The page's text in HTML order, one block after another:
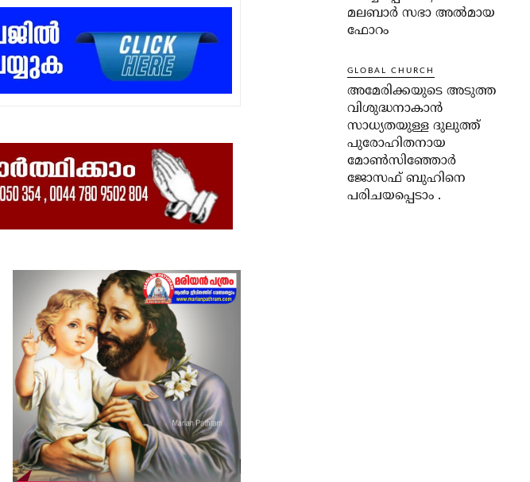
മലബാർ സഭാ അൽമായ
ഫോറം
GLOBAL CHURCH
അമേരിക്കയുടെ അടുത്ത
വിശുദ്ധനാകാൻ
സാധ്യതയുള്ള ദുലുത്ത്
പുരോഹിതനായ
മോൺസിഞ്ഞോർ
ജോസഫ് ബുഹിനെ
പരിചയപ്പെടാം .